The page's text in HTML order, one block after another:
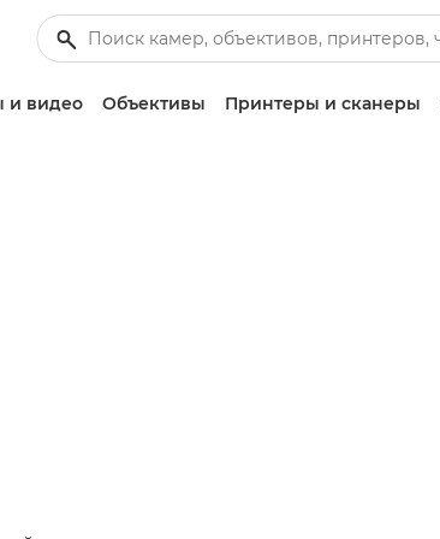
и видео Объективы Принтеры и сканеры